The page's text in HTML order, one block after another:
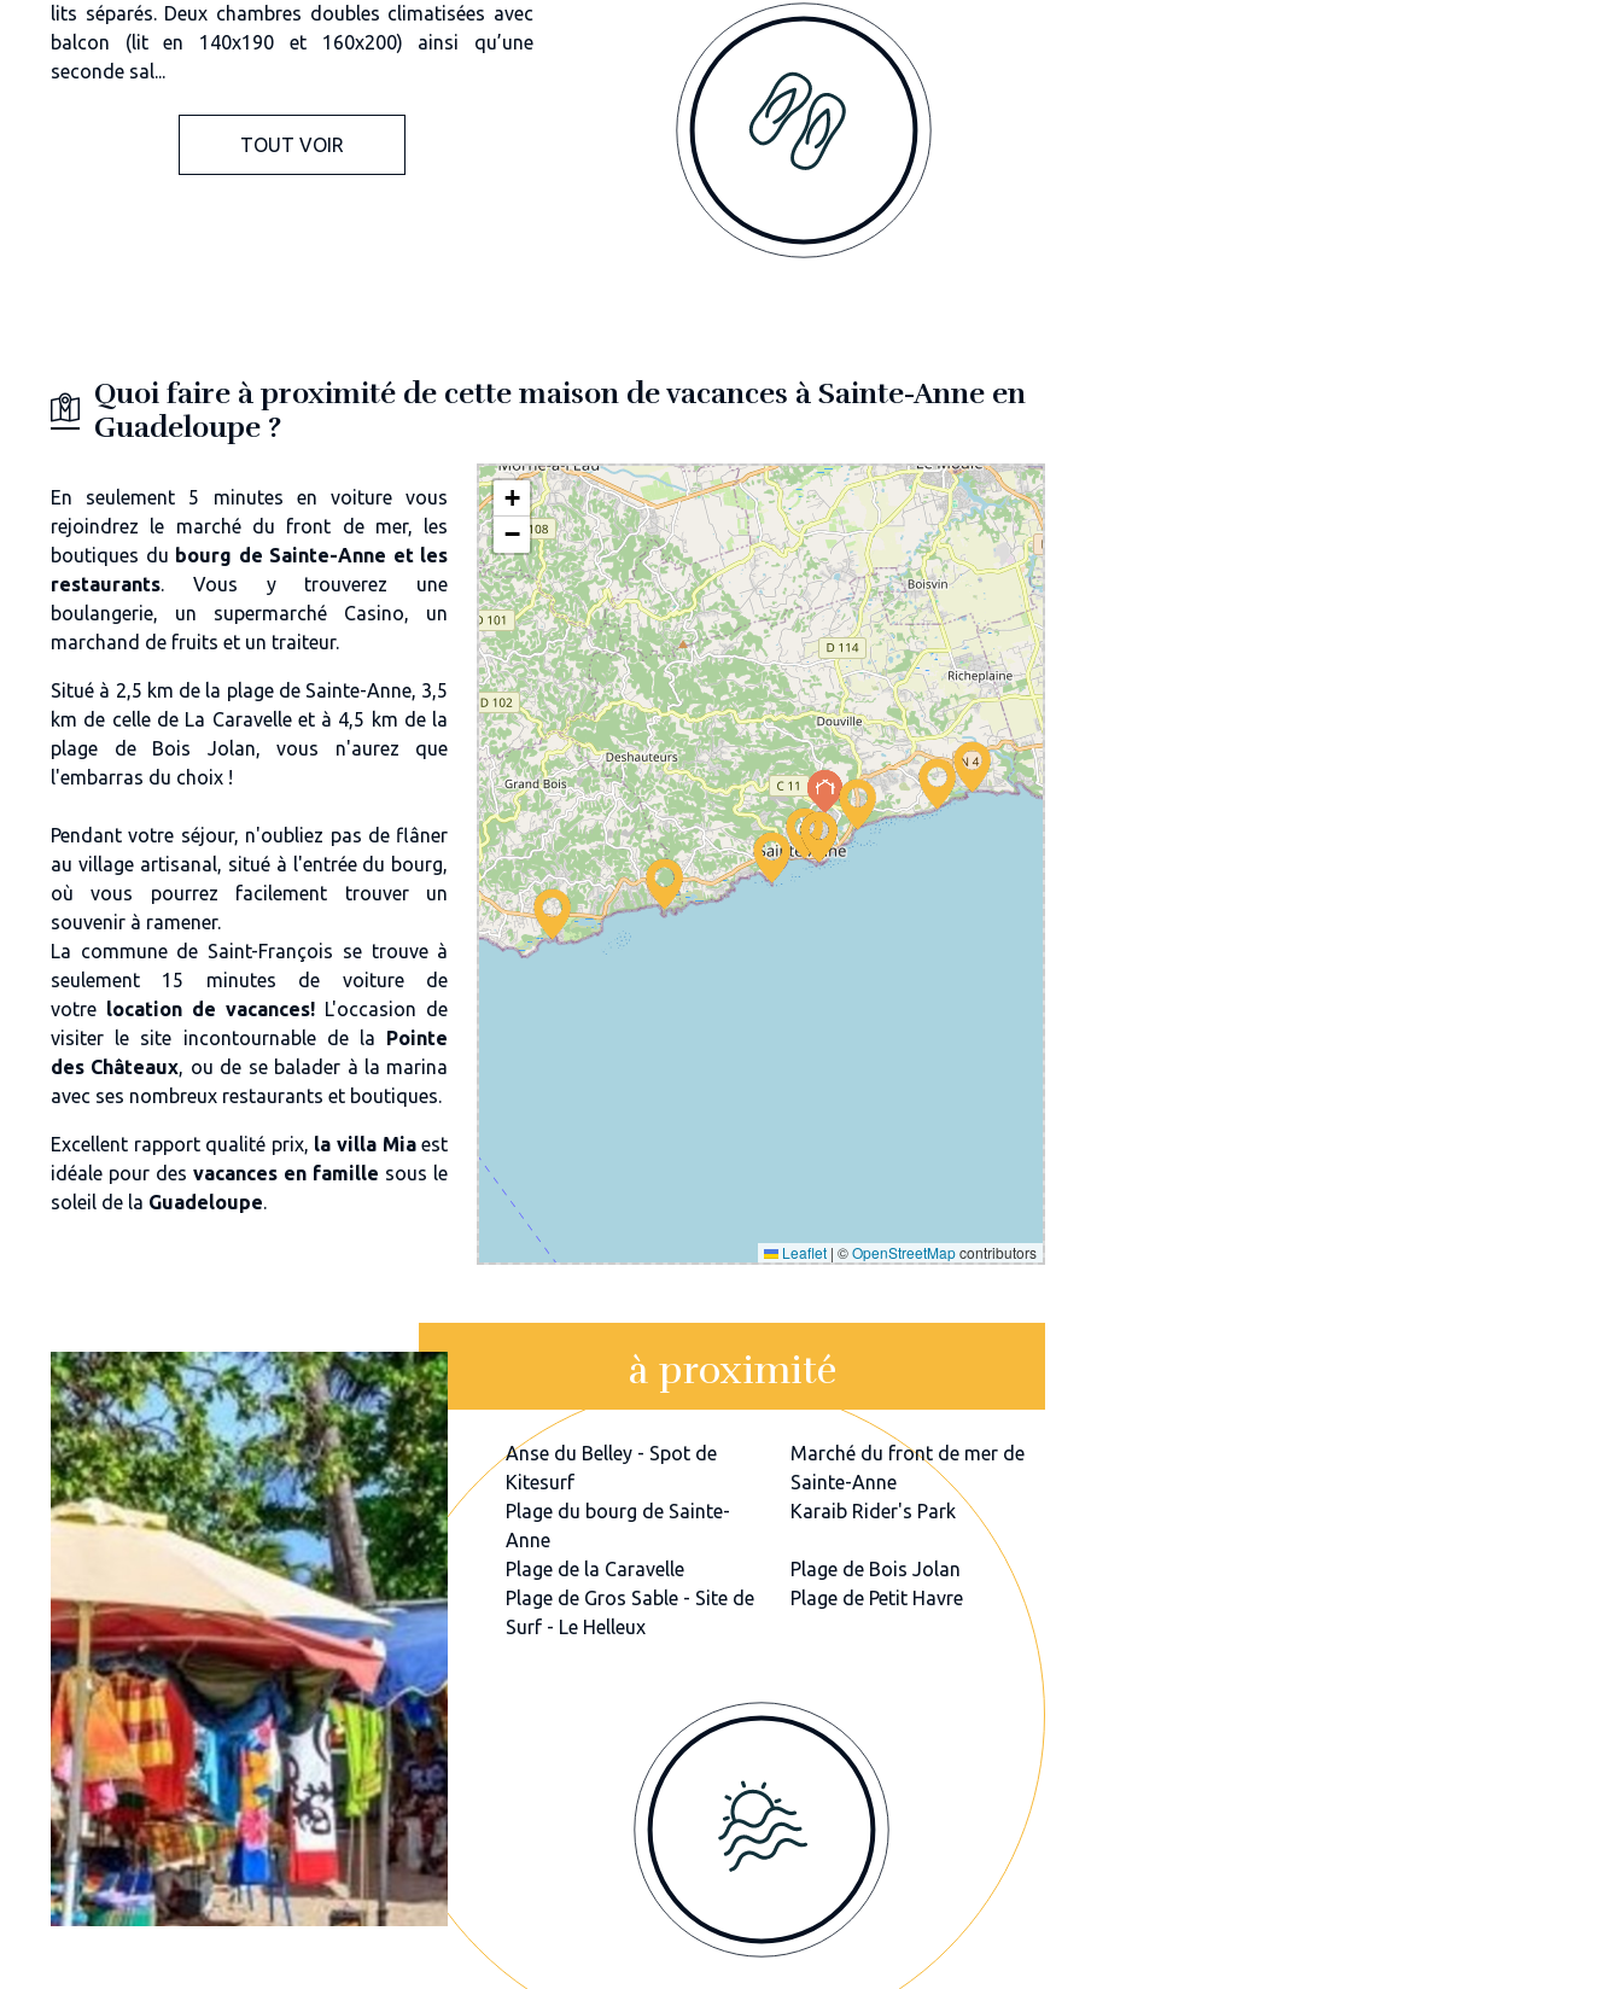
lits séparés. Deux chambres doubles climatisées avec
balcon (lit en 140x190 et 160x200) ainsi qu’une
seconde sal...
TOUT VOIR
Quoi faire à proximité de cette maison de vacances à Sainte-Anne en
Guadeloupe ?
En seulement
5 minutes en voiture vous
rejoindrez le marchédu front de mer, les
boutiques du bourg de Sainte-Anne et les
restaurants . Vous y trouverez une
boulangerie, un supermarché Casino, un
marchand de fruits et un traiteur.
Situé à 2,5 km de la plage de Sainte-Anne, 3,5
km de celle de La Caravelle et à 4,5 km de la
plage de Bois Jolan, vous n'aurez que
l'embarras du choix !
Pendant votre séjour, n'oubliez pas de flâner
au village artisanal, situé à l'entrée du bourg
où vous pourrez facilement trouver un
souvenir à ramener.
La commune de Saint-François se trouve à
seulement 15 minutes de voiturede
votre location de vacances! L'occasion de
visiter
le site incontournable de la Pointe
des Châteaux , ou de se balader à la marina
avec ses nombreux restaurants et boutiques.
Excellent rapport qualité prix, la villa Miaest
idéale pour des vacances en famille sous le
soleil de la Guadeloupe
+
−
Leaflet | ©OpenStreetMapcontributors
à proximité
Anse du Belley - Spot de
Kitesurf
Marché du front de mer de
Sainte-Anne
Plage du bourg de Sainte-
Anne
Karaib Rider's Park
Plage de la Caravelle
Plage de Bois Jolan
Plage de Gros Sable - Site de
Surf - Le Helleux
Plage de Petit Havre